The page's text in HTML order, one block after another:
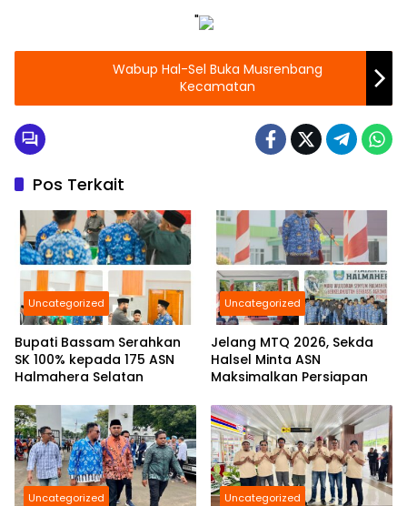
"
Wabup Hal-Sel Buka Musrenbang
Kecamatan
Pos Terkait
Uncategorized
Bupati Bassam Serahkan
SK 100% kepada 175 ASN
Halmahera Selatan
Uncategorized
Jelang MTQ 2026, Sekda
Halsel Minta ASN
Maksimalkan Persiapan
Uncategorized Uncategorized